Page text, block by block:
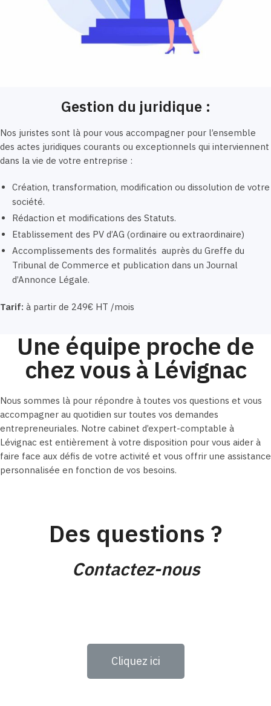
Gestion du juridique :
Nos juristes sont là pour vous accompagner pour l’ensemble
des actes juridiques courants ou exceptionnels qui interviennent
dans la vie de votre entreprise :
Création, transformation, modification ou dissolution de votre
société.
Rédaction et modifications des Statuts.
Etablissement des PV d’AG (ordinaire ou extraordinaire)
Accomplissements des formalités auprès du Greffe du
Tribunal de Commerce et publication dans un Journal
d’Annonce Légale.
Tarif: à partir de 249€ HT /mois
Une équipe proche de
chez vous à Lévignac
Nous sommes là pour répondre à toutes vos questions et vous
accompagner au quotidien sur toutes vos demandes
entrepreneuriales. Notre cabinet d’expert-comptable à
Lévignac est entièrement à votre disposition pour vous aider à
faire face aux défis de votre activité et vous offrir une assistance
personnalisée en fonction de vos besoins.
Des questions ?
Contactez-nous
Cliquez ici